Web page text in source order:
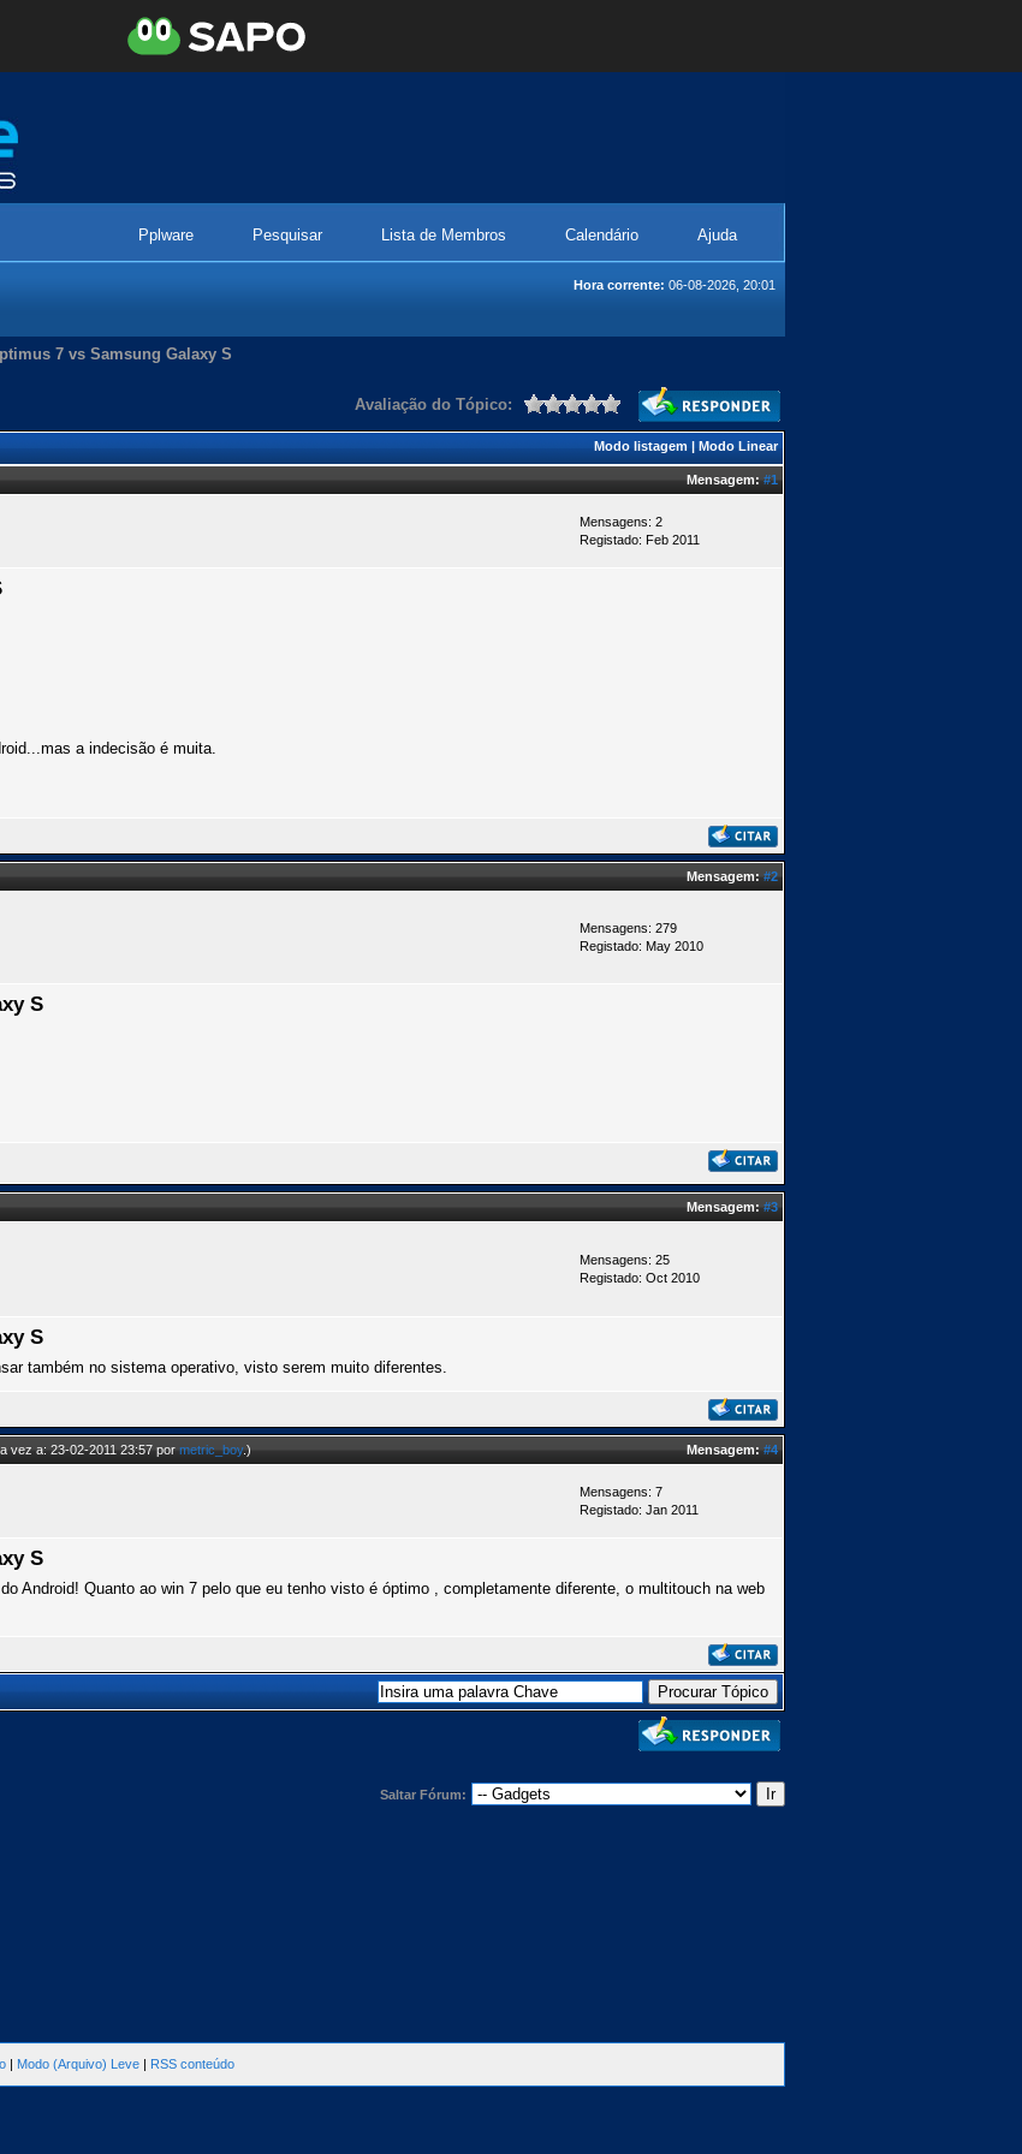
Pplware Pesquisar Lista de Membros Calendário Ajuda
Hora corrente: 06-08-2026, 20:01
7 vs Samsung Galaxy S
Avaliação do Tópico:
Modo listagem | Modo Linear
Mensagem:#1
Mensagens: 2
Registado: Feb 2011
a indecisão é muita.
Mensagem:#2
Mensagens: 279
Registado: May 2010
S
Mensagem:#3
Mensagens: 25
Registado: Oct 2010
S
também no sistema operativo, visto serem muito diferentes.
vez a: 23-02-2011 23:57 pormetric_boy.) Mensagem:#4
Mensagens: 7
Registado: Jan 2011
S
Android! Quanto ao win 7 pelo que eu tenho visto é óptimo , completamente diferente, o multitouch na web
Saltar Fórum:
| Modo (Arquivo) Leve | RSS conteúdo